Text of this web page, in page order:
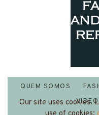
QUEM SOMOS
Our site uses cookies.